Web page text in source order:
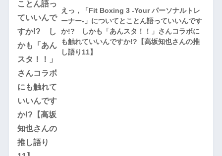
えっ，「Fit Boxing 3 -Your パーソナルトレ
ーナー-」についてとことん語っていいんです
か!? しかも「あんスタ！！」さんコラボに
も触れていいんですか!?【高坂知也さんの推
し語り11】